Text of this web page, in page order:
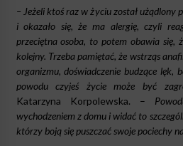
– Jeżeli ktoś raz w życiu został użądlony
i okazało się, że ma alergię, czyli
przeciętna osoba, to potem obawia się,
kolejny. Trzeba pamiętać, że wstrząs
organizmu, doświadczenie budzące lęk,
powodu czyjeś życie może być
Katarzyna Korpolewska. –
wychodzeniem z domu i widać to
którzy boją się puszczać swoje pociechy